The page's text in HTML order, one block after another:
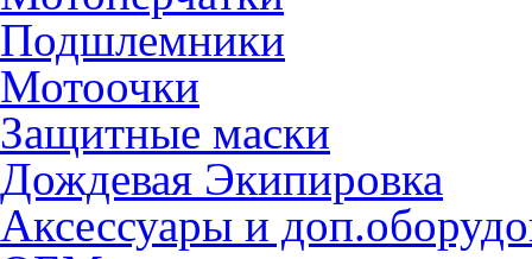
Подшлемники
Мотоочки
Защитные маски
Дождевая Экипировка
Аксессуары и